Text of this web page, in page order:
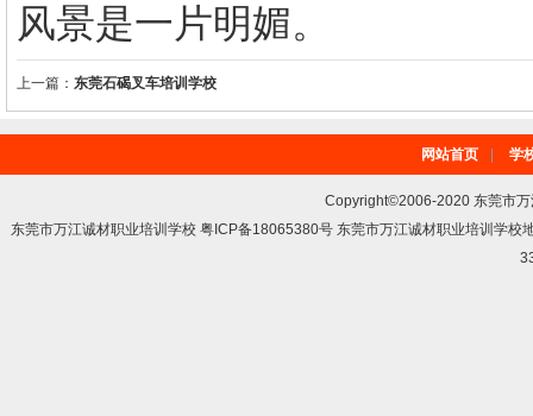
风景是一片明媚。
上一篇： 东莞石碣叉车培训学校
网站首页 学
Copyright©2006-2020 东莞市
东莞市万江诚材职业培训学校 粤ICP备18065380号 东莞市万江诚材职业培训学